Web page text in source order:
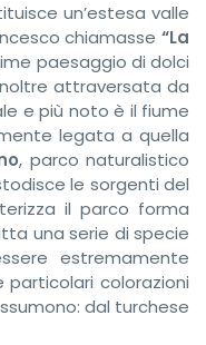
un’estesa valle
chiamasse “La
paesaggio di dolci
attraversata da
e più noto è il fiume
legata a quella
, parco naturalistico
le sorgenti del
il parco forma
una serie di specie
estremamente
colorazioni
dal turchese